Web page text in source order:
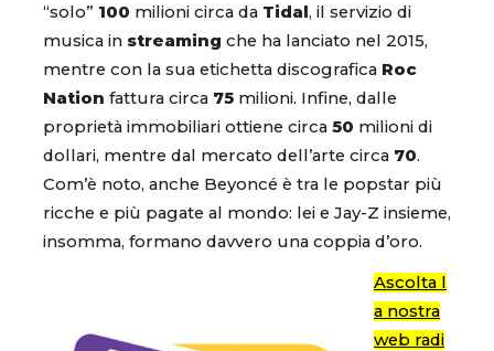
“solo” 100 milioni circa da Tidal, il servizio di
musica in streaming che ha lanciato nel 2015,
mentre con la sua etichetta discografica Roc
Nation fattura circa 75 milioni. Infine, dalle
proprietà immobiliari ottiene circa 50 milioni di
dollari, mentre dal mercato dell’arte circa 70.
Com’è noto, anche Beyoncé è tra le popstar più
ricche e più pagate al mondo: lei e Jay-Z insieme,
insomma, formano davvero una coppia d’oro.
Ascolta l
a nostra
web radi